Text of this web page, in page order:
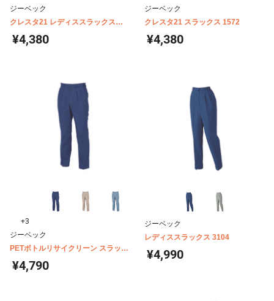
ジーベック
クレスタ21 レディススラックス
1574
¥4,380
ジーベック
クレスタ21 スラックス 1572
¥4,380
+3
ジーベック
PETボトルリサイクリーン スラック
ス 9290
¥4,790
ジーベック
レディススラックス 3104
¥4,990